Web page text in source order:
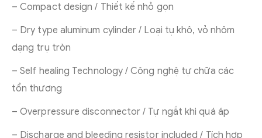
– Compact design / Thiết kế nhỏ gọn
– Dry type aluminum cylinder / Loại tụ khô, vỏ nhôm
dạng trụ tròn
– Self healing Technology / Công nghệ tự chữa các
tổn thương
– Overpressure disconnector / Tự ngắt khi quá áp
– Discharge and bleeding resistor included / Tích hợp